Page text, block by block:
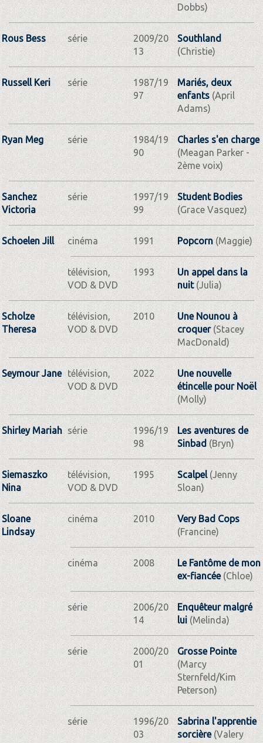
Dobbs)
Rous Bess série
2009/20
13
Southland
(Christie)
Russell Keri série
1987/19
97
Mariés, deux
enfants(April
Adams)
Ryan Meg série
1984/19
90
Charles s'en charge
(Meagan Parker -
2ème voix)
Sanchez
Victoria
série
1997/19
99
Student Bodies
(Grace Vasquez)
Schoelen Jill cinéma 1991 Popcorn(Maggie)
télévision,
VOD & DVD
1993
Un appel dans la
nuit(Julia)
Scholze
Theresa
télévision,
VOD & DVD
2010
Une Nounou à
croquer(Stacey
MacDonald)
Seymour Jane
télévision,
VOD & DVD
2022
Une nouvelle
étincelle pour Noël
(Molly)
Shirley Mariah série
1996/19
98
Les aventures de
Sinbad(Bryn)
Siemaszko
Nina
télévision,
VOD & DVD
1995 Scalpel(Jenny
Sloan)
Sloane
Lindsay
cinéma 2010
Very Bad Cops
(Francine)
cinéma 2008
Le Fantôme de mon
ex-fiancée(Chloe)
série
2006/20
14
Enquêteur malgré
lui(Melinda)
série
2000/20
01
Grosse Pointe
(Marcy
Sternfeld/Kim
Peterson)
série
1996/20
03
Sabrina l'apprentie
sorcière(Valery